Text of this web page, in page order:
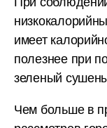
имеет
полезнее при
зеленый
Чем больше в